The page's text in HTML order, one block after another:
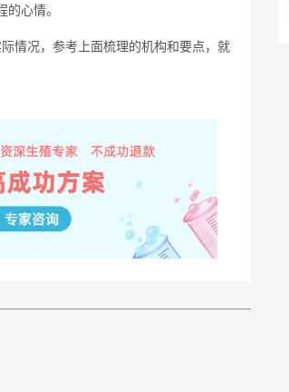
心情。
情况，参考上面梳理的机构和要点，就